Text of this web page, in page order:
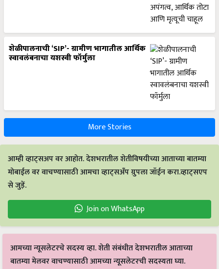
शेळीपालनाची ‘SIP’- ग्रामीण भागातील आर्थिक
स्वावलंबनाचा यशस्वी फॉर्मुला
More Stories
आम्ही व्हाट्सअप वर आहोत. देशभरातील शेतीविषयीच्या आताच्या बातम्या
मोबाईल वर वाचण्यासाठी आमचा व्हाट्सअँप ग्रुपला जॉईन करा.व्हाट्सएप
से जुड़ें.
Join on WhatsApp
आमच्या न्यूसलेटरचे सदस्य व्हा. शेती संबंधीत देशभरातील आताच्या
बातम्या मेलवर वाचण्यासाठी आमच्या न्यूसलेटरची सदस्यता घ्या.